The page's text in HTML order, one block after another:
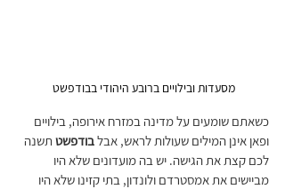
מסעדות ובילויים ברובע היהודי בבודפשט
כשאתם שומעים על מדינה במזרח אירופה, בילויים
ופאן אינן המילים שעולות לראש, אבל בודפשט תשנה
לכם קצת את הגישה. יש בה מועדונים שלא היו
מביישים את אמסטרדם ולונדון, בתי קזינו שלא היו